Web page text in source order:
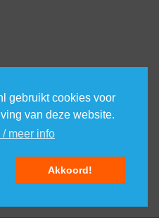
gebruikt cookies voor
van deze website.
/ meer info
Akkoord!